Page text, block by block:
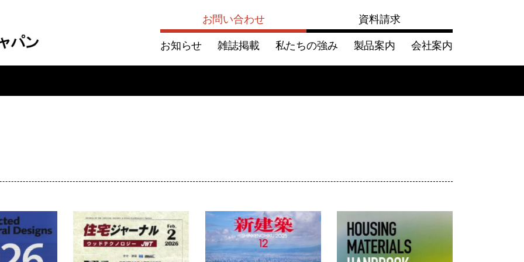
お知らせ 雑誌掲載 私たちの強み 製品案内 会社案内
お問い合わせ 資料請求